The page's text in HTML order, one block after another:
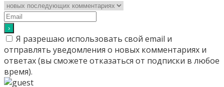
Я разрешаю использовать свой email и
отправлять уведомления о новых комментариях и
ответах (вы cможете отказаться от подписки в любое
время).